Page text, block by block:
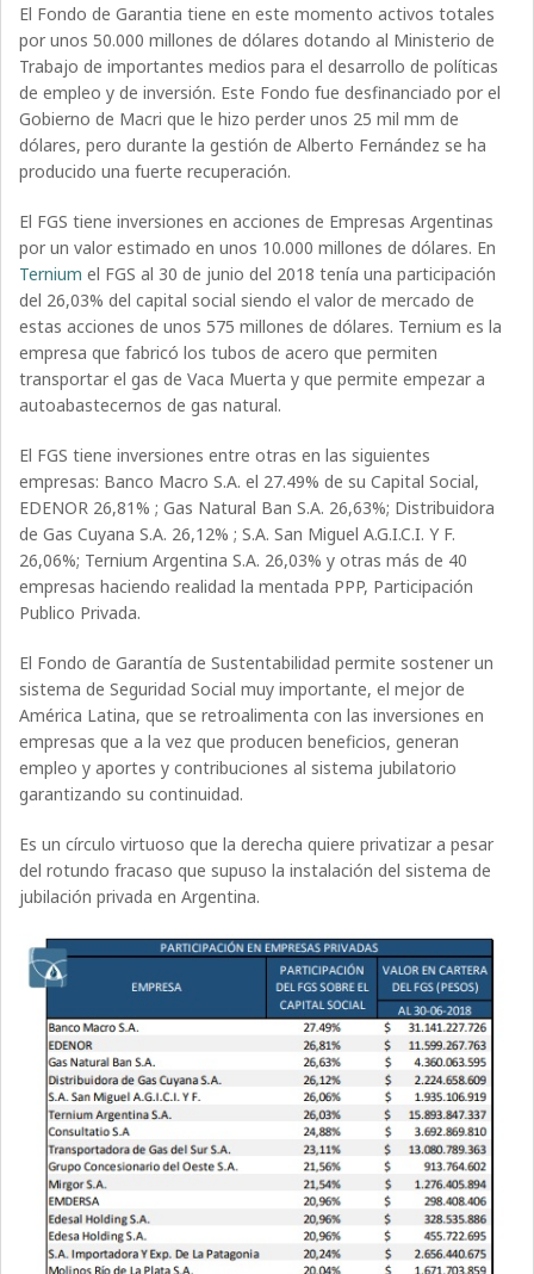
El Fondo de Garantia tiene en este momento activos totales
por unos 50.000 millones de dólares dotando al Ministerio de
Trabajo de importantes medios para el desarrollo de políticas
de empleo y de inversión. Este Fondo fue desfinanciado por el
Gobierno de Macri que le hizo perder unos 25 mil mm de
dólares, pero durante la gestión de Alberto Fernández se ha
producido una fuerte recuperación.
El FGS tiene inversiones en acciones de Empresas Argentinas
por un valor estimado en unos 10.000 millones de dólares. En
Ternium el FGS al 30 de junio del 2018 tenía una participación
del 26,03% del capital social siendo el valor de mercado de
estas acciones de unos 575 millones de dólares. Ternium es la
empresa que fabricó los tubos de acero que permiten
transportar el gas de Vaca Muerta y que permite empezar a
autoabastecernos de gas natural.
El FGS tiene inversiones entre otras en las siguientes
empresas: Banco Macro S.A. el 27.49% de su Capital Social,
EDENOR 26,81% ; Gas Natural Ban S.A. 26,63%; Distribuidora
de Gas Cuyana S.A. 26,12% ; S.A. San Miguel A.G.I.C.I. Y F.
26,06%; Ternium Argentina S.A. 26,03% y otras más de 40
empresas haciendo realidad la mentada PPP, Participación
Publico Privada.
El Fondo de Garantía de Sustentabilidad permite sostener un
sistema de Seguridad Social muy importante, el mejor de
América Latina, que se retroalimenta con las inversiones en
empresas que a la vez que producen beneficios, generan
empleo y aportes y contribuciones al sistema jubilatorio
garantizando su continuidad.
Es un círculo virtuoso que la derecha quiere privatizar a pesar
del rotundo fracaso que supuso la instalación del sistema de
jubilación privada en Argentina.